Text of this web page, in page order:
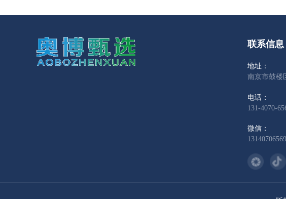
联系信息
地址：
南京市鼓楼
电话：
131-4070-
微信：
13140706569